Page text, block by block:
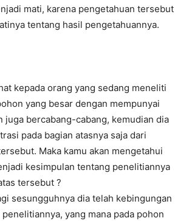
mati, karena pengetahuan tersebut
tentang hasil pengetahuannya.
kepada orang yang sedang meneliti
yang besar dengan mempunyai
juga bercabang-cabang, kemudian dia
pada bagian atasnya saja dari
Maka kamu akan mengetahui
kesimpulan tentang penelitiannya
tersebut ?
sesungguhnya dia telah kebingungan
yang mana pada pohon